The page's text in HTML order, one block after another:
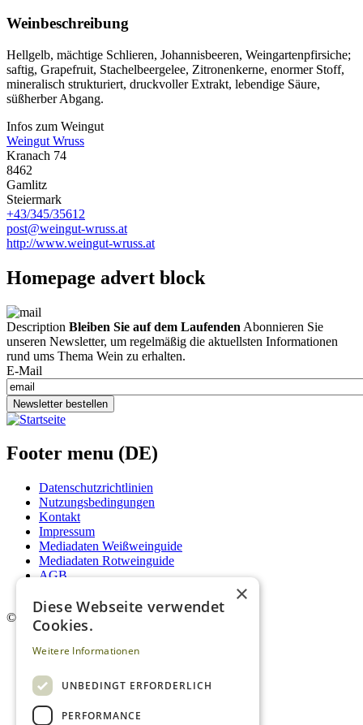
Weinbeschreibung
Hellgelb, mächtige Schlieren, Johannisbeeren, Weingartenpfirsiche;
saftig, Grapefruit, Stachelbeergelee, Zitronenkerne, enormer Stoff,
mineralisch strukturiert, druckvoller Extrakt, lebendige Säure,
süßherber Abgang.
Infos zum Weingut
Weingut Wruss
Kranach 74
8462
Gamlitz
Steiermark
+43/345/35612
post@weingut-wruss.at
http://www.weingut-wruss.at
Homepage advert block
Description Bleiben Sie auf dem Laufenden Abonnieren Sie
unseren Newsletter, um regelmäßig die aktuellsten Informationen
rund ums Thema Wein zu erhalten.
E-Mail
Newsletter bestellen
Footer menu (DE)
Datenschutzrichtlinien
Nutzungsbedingungen
Kontakt
Impressum
Mediadaten Weißweinguide
Mediadaten Rotweinguide
AGB
© 2026. Alle Rechte vorbehalten.
×
Diese Webseite verwendet
Cookies.
Weitere Informationen
UNBEDINGT ERFORDERLICH
PERFORMANCE